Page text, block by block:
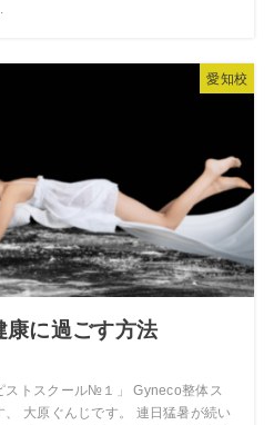
愛知校
康に過ごす方法
ストスクール№１」 Gyneco整体ス
大原ぐんじです。 連日猛暑が続い